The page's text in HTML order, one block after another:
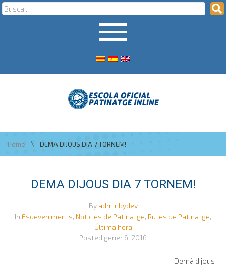
Home \ DEMA DIJOUS DIA 7 TORNEM!
DEMA DIJOUS DIA 7 TORNEM!
By adminbydev
In Esdeveniments, Noticies de Patinatge, Rutes de Patinatge,
Última hora
Posted gener 6, 2016
Demà dijous